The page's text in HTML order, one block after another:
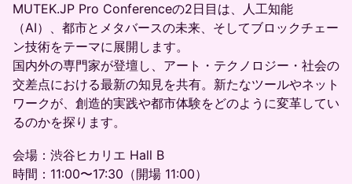
MUTEK.JP Pro Conferenceの2日目は、人工知能
（AI）、都市とメタバースの未来、そしてブロックチェー
ン技術をテーマに展開します。
国内外の専門家が登壇し、アート・テクノロジー・社会の
交差点における最新の知見を共有。新たなツールやネット
ワークが、創造的実践や都市体験をどのように変革してい
るのかを探ります。
会場：渋谷ヒカリエ Hall B
時間：11:00〜17:30（開場 11:00）